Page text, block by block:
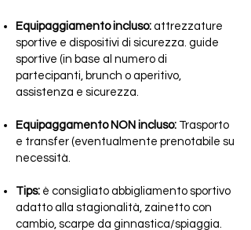
Equipaggiamento incluso: attrezzature
sportive e dispositivi di sicurezza. guide
sportive (in base al numero di
partecipanti, brunch o aperitivo,
assistenza e sicurezza.
Equipaggamento NON incluso: Trasporto
e transfer (eventualmente prenotabile su
necessità.
Tips: è consigliato abbigliamento sportivo
adatto alla stagionalità, zainetto con
cambio, scarpe da ginnastica/spiaggia.